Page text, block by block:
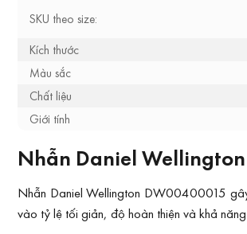
SKU theo size:
Kích thước
Màu sắc
Chất liệu
Giới tính
Nhẫn Daniel Wellington
Nhẫn Daniel Wellington DW00400015
vào tỷ lệ tối giản, độ hoàn thiện và khả